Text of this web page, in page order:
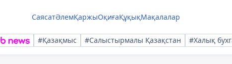
СаясатӘлемҚаржыОқиғаҚұқықМақалалар
#Қазақмыс #Салыстырмалы Қазақстан #Халық